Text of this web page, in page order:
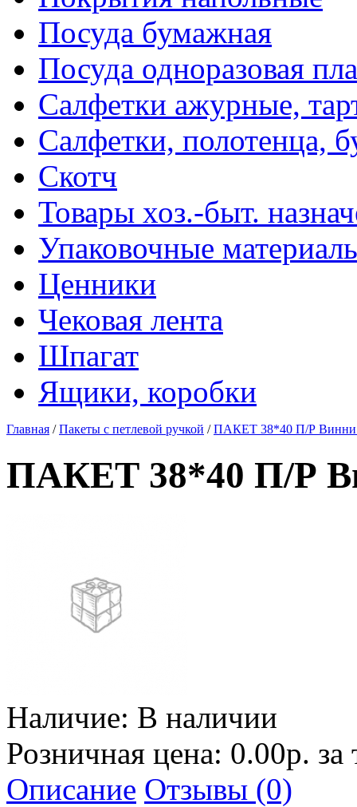
Посуда бумажная
Посуда одноразовая
Салфетки ажурные,
Салфетки, полотенца,
Скотч
Товары хоз.-быт.
Упаковочные
Ценники
Чековая лента
Шпагат
Ящики, коробки
Главная /Пакеты с петлевой ручкой /ПАКЕТ 38*40 П/Р Винни
ПАКЕТ 38*40 П/Р
Наличие: В наличии
Розничная цена: 0.00р.
Описание Отзывы (0)